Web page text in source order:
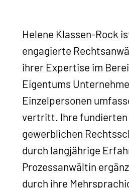
Helene Klassen-Rock
engagierte
ihrer Expertise im
Eigentums
Einzelpersonen
vertritt. Ihre fundierten
gewerblichen
durch langjährige
Prozessanwältin
durch ihre